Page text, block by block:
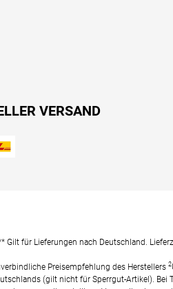
VERSAND
Gilt für Lieferungen nach Deutschland.
Preisempfehlung des Herstellers 2
(gilt nicht für Sperrgut-Artikel). Bei